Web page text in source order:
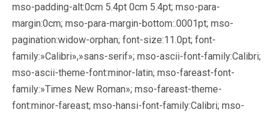
mso-padding-alt:0cm 5.4pt 0cm 5.4pt; mso-para-
margin:0cm; mso-para-margin-bottom:.0001pt; mso-
pagination:widow-orphan; font-size:11.0pt; font-
family:»Calibri»,»sans-serif»; mso-ascii-font-family:Calibri;
mso-ascii-theme-font:minor-latin; mso-fareast-font-
family:»Times New Roman»; mso-fareast-theme-
font:minor-fareast; mso-hansi-font-family:Calibri; mso-